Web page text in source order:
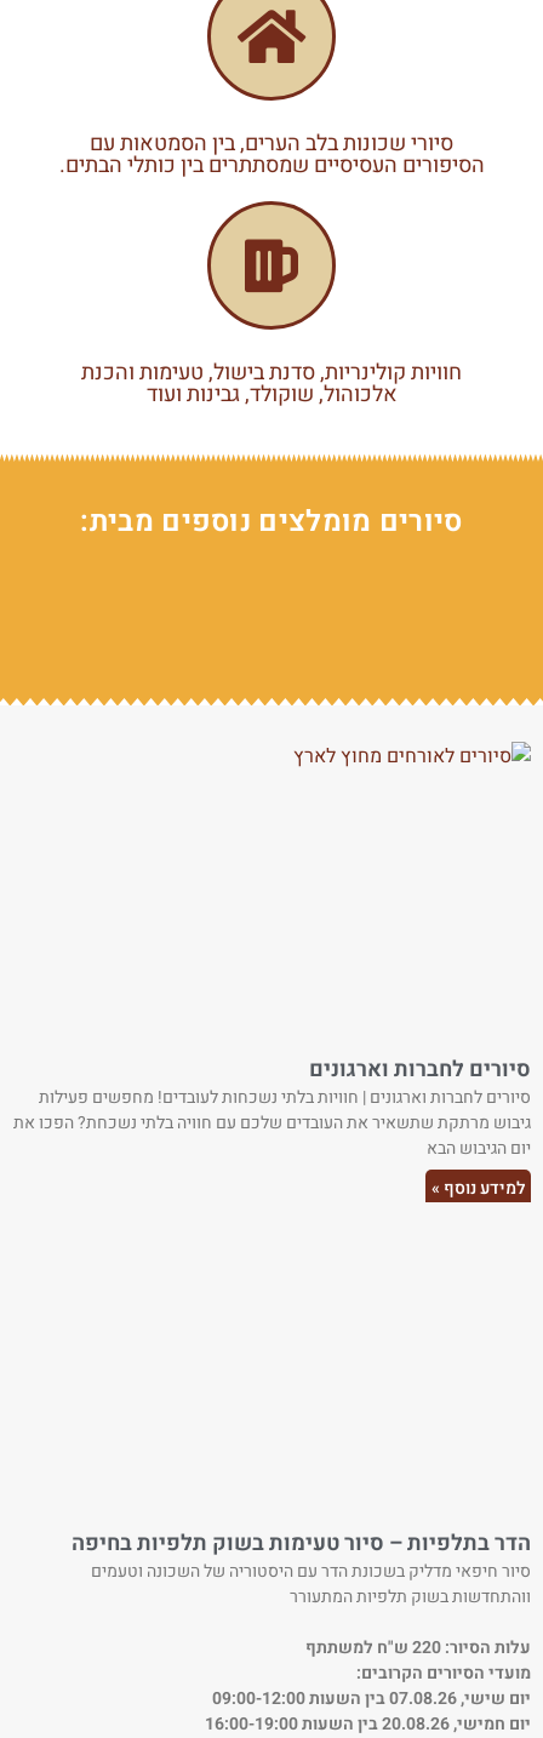
סיורי שכונות בלב הערים, בין הסמטאות עם
הסיפורים העסיסיים שמסתתרים בין כותלי הבתים.
חוויות קולינריות, סדנת בישול, טעימות והכנת
אלכוהול, שוקולד, גבינות ועוד
סיורים מומלצים נוספים מבית:
סיורים לחברות וארגונים
סיורים לחברות וארגונים | חוויות בלתי נשכחות לעובדים! מחפשים פעילות
גיבוש מרתקת שתשאיר את העובדים שלכם עם חוויה בלתי נשכחת? הפכו את
יום הגיבוש הבא
למידע נוסף »
הדר בתלפיות – סיור טעימות בשוק תלפיות בחיפה
סיור חיפאי מדליק בשכונת הדר עם היסטוריה של השכונה וטעמים
ווהתחדשות בשוק תלפיות המתעורר
עלות הסיור: 220 ש"ח למשתתף
מועדי הסיורים הקרובים:
יום שישי, 07.08.26 בין השעות 09:00-12:00
יום חמישי, 20.08.26 בין השעות 16:00-19:00